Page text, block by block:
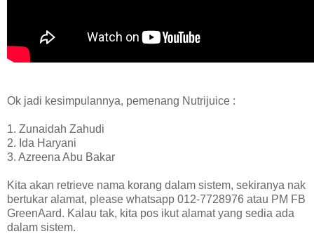
Ok jadi kesimpulannya, pemenang Nutrijuice :
1. Zunaidah Zahudi
2. Ida Haryani
3. Azreena Abu Bakar
Kita akan retrieve nama korang dalam sistem, sekiranya nak
bertukar alamat, please whatsapp 012-7728976 atau PM FB
GreenAard. Kalau tak, kita pos ikut alamat yang sedia ada
dalam sistem.